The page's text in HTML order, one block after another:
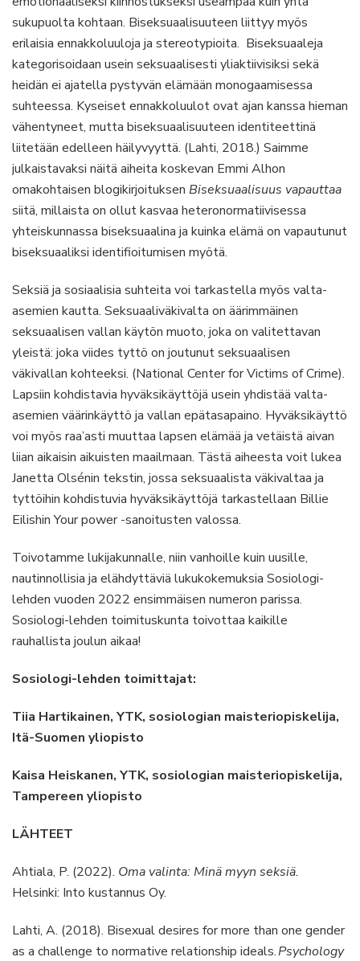
sukupuolta kohtaan. Biseksuaalisuuteen liittyy myös
erilaisia ennakkoluuloja ja stereotypioita. Biseksuaaleja
kategorisoidaan usein seksuaalisesti yliaktiivisiksi sekä
heidän ei ajatella pystyvän elämään monogaamisessa
suhteessa. Kyseiset ennakkoluulot ovat ajan kanssa hieman
vähentyneet, mutta biseksuaalisuuteen identiteettinä
liitetään edelleen häilyvyyttä. (Lahti, 2018.) Saimme
julkaistavaksi näitä aiheita koskevan Emmi Alhon
omakohtaisen blogikirjoituksen Biseksuaalisuus vapauttaa
siitä, millaista on ollut kasvaa heteronormatiivisessa
yhteiskunnassa biseksuaalina ja kuinka elämä on vapautunut
biseksuaaliksi identifioitumisen myötä.
Seksiä ja sosiaalisia suhteita voi tarkastella myös valta-
asemien kautta. Seksuaaliväkivalta on äärimmäinen
seksuaalisen vallan käytön muoto, joka on valitettavan
yleistä: joka viides tyttö on joutunut seksuaalisen
väkivallan kohteeksi. (National Center for Victims of Crime).
Lapsiin kohdistavia hyväksikäyttöjä usein yhdistää valta-
asemien väärinkäyttö ja vallan epätasapaino. Hyväksikäyttö
voi myös raa’asti muuttaa lapsen elämää ja vetäistä aivan
liian aikaisin aikuisten maailmaan. Tästä aiheesta voit lukea
Janetta Olsénin tekstin, jossa seksuaalista väkivaltaa ja
tyttöihin kohdistuvia hyväksikäyttöjä tarkastellaan Billie
Eilishin Your power -sanoitusten valossa.
Toivotamme lukijakunnalle, niin vanhoille kuin uusille,
nautinnollisia ja elähdyttäviä lukukokemuksia Sosiologi-
lehden vuoden 2022 ensimmäisen numeron parissa.
Sosiologi-lehden toimituskunta toivottaa kaikille
rauhallista joulun aikaa!
Sosiologi-lehden toimittajat:
Tiia Hartikainen, YTK, sosiologian maisteriopiskelija,
Itä-Suomen yliopisto
Kaisa Heiskanen, YTK, sosiologian maisteriopiskelija,
Tampereen yliopisto
LÄHTEET
Ahtiala, P. (2022). Oma valinta: Minä myyn seksiä.
Helsinki: Into kustannus Oy.
Lahti, A. (2018). Bisexual desires for more than one gender
as a challenge to normative relationship ideals.Psychology